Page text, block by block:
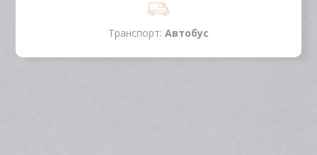
Транспорт: Автобус